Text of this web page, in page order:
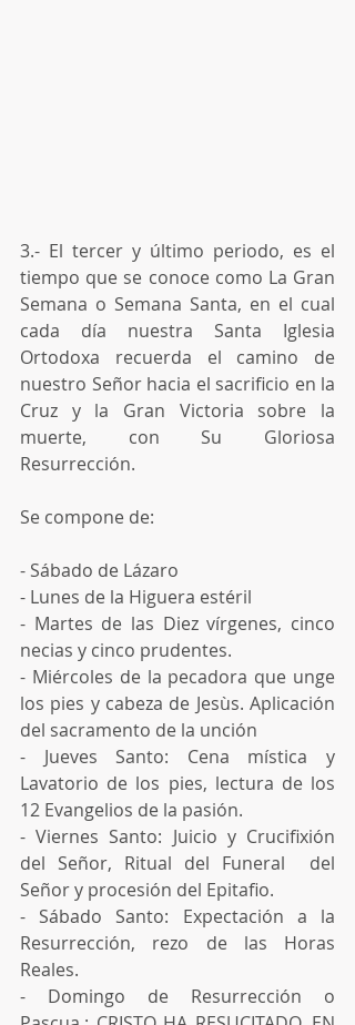
3.- El tercer y último periodo, es el
tiempo que se conoce como La Gran
Semana o Semana Santa, en el cual
cada día nuestra Santa Iglesia
Ortodoxa recuerda el camino de
nuestro Señor hacia el sacrificio en la
Cruz y la Gran Victoria sobre la
muerte, con Su Gloriosa
Resurrección.
Se compone de:
- Sábado de Lázaro
- Lunes de la Higuera estéril
- Martes de las Diez vírgenes, cinco
necias y cinco prudentes.
- Miércoles de la pecadora que unge
los pies y cabeza de Jesùs. Aplicación
del sacramento de la unción
- Jueves Santo: Cena mística y
Lavatorio de los pies, lectura de los
12 Evangelios de la pasión.
- Viernes Santo: Juicio y Crucifixión
del Señor, Ritual del Funeral  del
Señor y procesión del Epitafio.
- Sábado Santo: Expectación a la
Resurrección, rezo de las Horas
Reales.
- Domingo de Resurrección o